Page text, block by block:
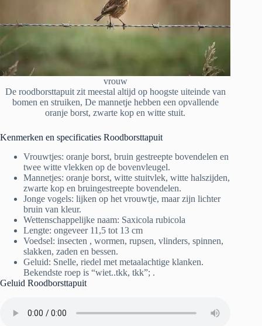
vrouw
De roodborsttapuit zit meestal altijd op hoogste uiteinde van
bomen en struiken, De mannetje hebben een opvallende
oranje borst, zwarte kop en witte stuit.
Kenmerken en specificaties Roodborsttapuit
Vrouwtjes: oranje borst, bruin gestreepte bovendelen en
twee witte vlekken op de bovenvleugel.
Mannetjes: oranje borst, witte stuitvlek, witte halszijden,
zwarte kop en bruingestreepte bovendelen.
Jonge vogels: lijken op het vrouwtje, maar zijn lichter
bruin van kleur.
Wettenschappelijke naam: Saxicola rubicola
Lengte: ongeveer 11,5 tot 13 cm
Voedsel: insecten , wormen, rupsen, vlinders, spinnen,
slakken, zaden en bessen.
Geluid: Snelle, riedel met metaalachtige klanken.
Bekendste roep is “wiet..tkk, tkk”; .
Geluid Roodborsttapuit